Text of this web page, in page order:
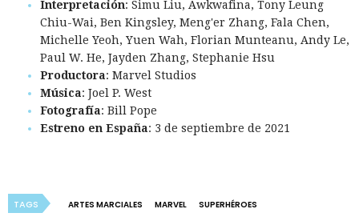
Interpretación: Simu Liu, Awkwafina, Tony Leung
Chiu-Wai, Ben Kingsley, Meng'er Zhang, Fala Chen,
Michelle Yeoh, Yuen Wah, Florian Munteanu, Andy Le,
Paul W. He, Jayden Zhang, Stephanie Hsu
Productora: Marvel Studios
Música: Joel P. West
Fotografía: Bill Pope
Estreno en España: 3 de septiembre de 2021
TAGS ARTES MARCIALES MARVEL SUPERHÉROES